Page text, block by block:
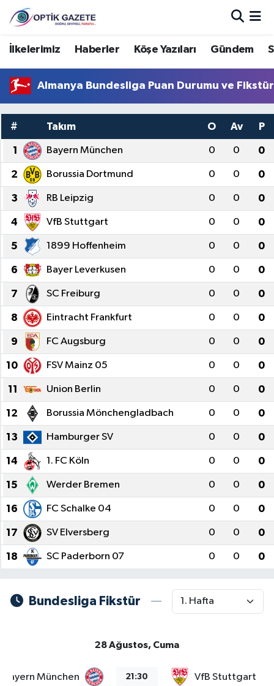
İlkelerimiz Haberler Köşe Yazıları Gündem
Almanya Bundesliga Puan Durumu ve Fikstür
# Takım O Av P
1 Bayern München 0 0 0
2 Borussia Dortmund 0 0 0
3 RB Leipzig 0 0 0
4 VfB Stuttgart 0 0 0
5 1899 Hoffenheim 0 0 0
6 Bayer Leverkusen 0 0 0
7 SC Freiburg 0 0 0
8 Eintracht Frankfurt 0 0 0
9 FC Augsburg 0 0 0
10 FSV Mainz 05 0 0 0
11 Union Berlin 0 0 0
12 Borussia Mönchengladbach 0 0 0
13 Hamburger SV 0 0 0
14 1. FC Köln 0 0 0
15 Werder Bremen 0 0 0
16 FC Schalke 04 0 0 0
17 SV Elversberg 0 0 0
18 SC Paderborn 07 0 0 0
Bundesliga Fikstür
28 Ağustos, Cuma
Bayern München 21:30 VfB Stuttgart
Nöbetçi Eczaneler
Trafik Durumu
Süper Lig Puan Durumu ve Fikstür
Tüm Manşetler
Son Dakika Haberleri
Haber Arşivi